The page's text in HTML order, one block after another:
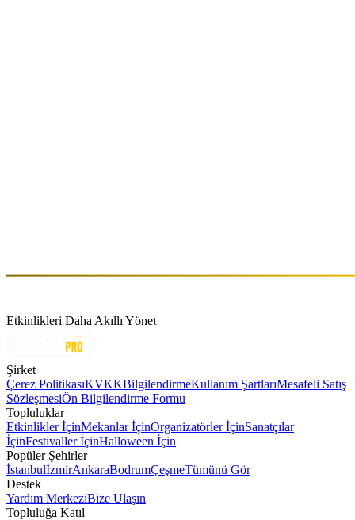
Etkinlikleri Daha Akıllı Yönet
Şirket
Çerez PolitikasıKVKKBilgilendirmeKullanım ŞartlarıMesafeli Satış
SözleşmesiÖn Bilgilendirme Formu
Topluluklar
Etkinlikler İçinMekanlar İçinOrganizatörler İçinSanatçılar
İçinFestivaller İçinHalloween İçin
Popüler Şehirler
İstanbulİzmirAnkaraBodrumÇeşmeTümünü Gör
Destek
Yardım MerkeziBize Ulaşın
Topluluğa Katıl